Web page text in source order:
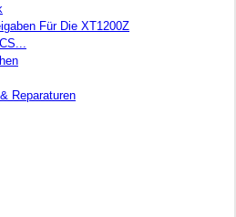
Für Die XT1200Z
Reparaturen